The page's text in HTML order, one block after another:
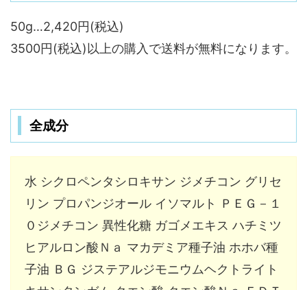
50g…2,420円(税込)
3500円(税込)以上の購入で送料が無料になります。
全成分
水 シクロペンタシロキサン ジメチコン グリセ
リン プロパンジオール イソマルト ＰＥＧ－１
０ジメチコン 異性化糖 ガゴメエキス ハチミツ
ヒアルロン酸Ｎａ マカデミア種子油 ホホバ種
子油 ＢＧ ジステアルジモニウムヘクトライト